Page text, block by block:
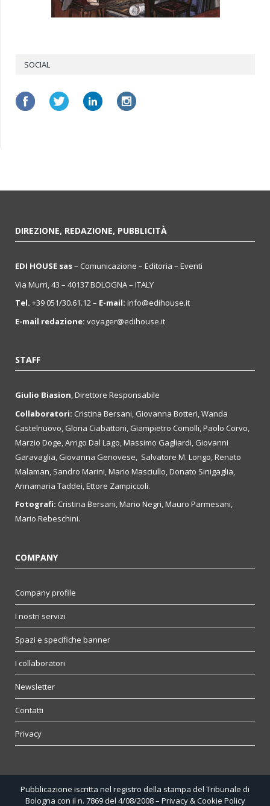
SOCIAL
DIREZIONE, REDAZIONE, PUBBLICITÀ
EDI HOUSE sas– Comunicazione – Editoria – Eventi
Via Murri, 43 – 40137 BOLOGNA – ITALY
Tel. +39 051/30.61.12 – E-mail: info@edihouse.it
E-mail redazione: voyager@edihouse.it
STAFF
Giulio Biasion, Direttore Responsabile
Collaboratori: Cristina Bersani, Giovanna Botteri, Wanda
Castelnuovo, Gloria Ciabattoni, Giampietro Comolli, Paolo Corvo,
Marzio Doge, Arrigo Dal Lago, Massimo Gagliardi, Giovanni
Garavaglia, Giovanna Genovese, Salvatore M. Longo, Renato
Malaman, Sandro Marini, Mario Masciullo, Donato Sinigaglia,
Annamaria Taddei, Ettore Zampiccoli.
Fotografi: Cristina Bersani, Mario Negri, Mauro Parmesani,
Mario Rebeschini.
COMPANY
Company profile
I nostri servizi
Spazi e specifiche banner
I collaboratori
Newsletter
Contatti
Privacy
Pubblicazione iscritta nel registro della stampa del Tribunale di
Bologna con il n. 7869 del 4/08/2008 – Privacy & Cookie Policy